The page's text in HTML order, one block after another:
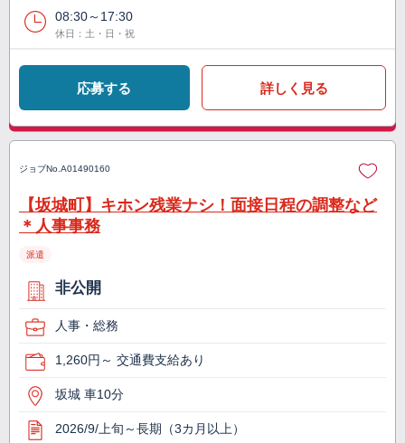
08:30～17:30
休日：土・日・祝
応募する 詳しく見る
ジョブNo. A01490160
【坂城町】キホン残業ナシ！面接日程の調整など
＊人事事務
派遣
非公開
人事・総務
1,260円～ 交通費支給あり
坂城 車10分
2026/9/上旬～長期（3カ月以上）